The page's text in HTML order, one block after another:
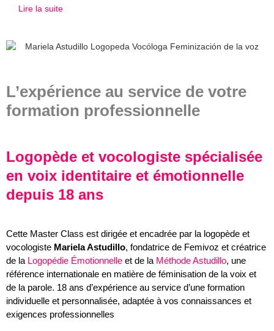
Lire la suite
L’expérience au service de votre
formation professionnelle
Logopède et vocologiste spécialisée
en voix identitaire et émotionnelle
depuis 18 ans
Cette Master Class est dirigée et encadrée par la logopède et
vocologiste Mariela Astudillo, fondatrice de Femivoz et créatrice
de la Logopédie Émotionnelle et de la Méthode Astudillo, une
référence internationale en matière de féminisation de la voix et
de la parole. 18 ans d’expérience au service d’une formation
individuelle et personnalisée, adaptée à vos connaissances et
exigences professionnelles